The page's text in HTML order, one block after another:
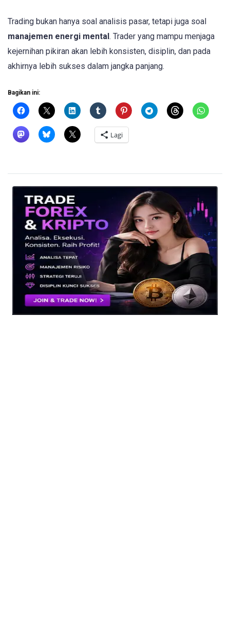
Trading bukan hanya soal analisis pasar, tetapi juga soal
manajemen energi mental. Trader yang mampu menjaga
kejernihan pikiran akan lebih konsisten, disiplin, dan pada
akhirnya lebih sukses dalam jangka panjang.
Bagikan ini:
Lagi